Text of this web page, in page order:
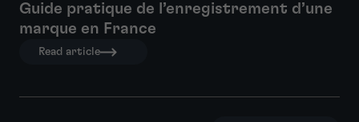
Guide pratique de l’enregistrement d’une
marque en France
Read article